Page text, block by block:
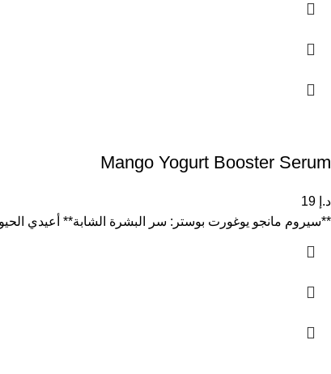
Mango Yogurt Booster Serum
د.إ
**سيروم مانجو يوغورت بوستر: سر البشرة الشابة** أعيدي